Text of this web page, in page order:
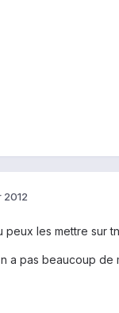
2012
peux les mettre sur
a pas beaucoup de